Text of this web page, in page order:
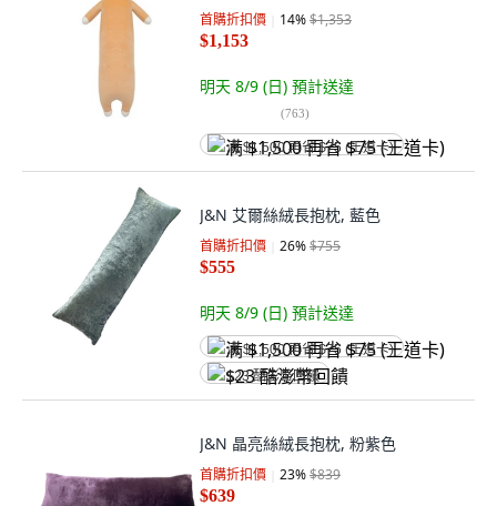
首購折扣價 14%$1,353
$1,153
明天 8/9 (日) 預計送達
(763)
满 $1,500 再省 $75 (王道卡)
J&N 艾爾絲絨長抱枕, 藍色
首購折扣價 26%$755
$555
明天 8/9 (日) 預計送達
满 $1,500 再省 $75 (王道卡)
$23 酷澎幣回饋
J&N 晶亮絲絨長抱枕, 粉紫色
首購折扣價 23%$839
$639